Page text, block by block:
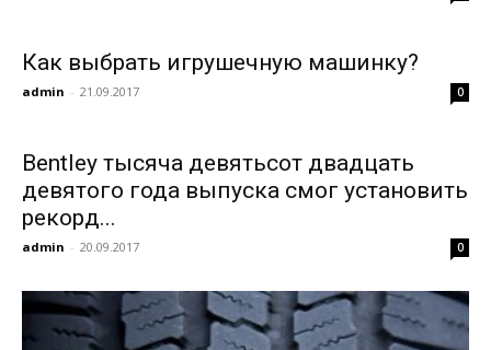
Как выбрать игрушечную машинку?
admin - 21.09.2017 0
Bentley тысяча девятьсот двадцать
девятого года выпуска смог установить
рекорд...
admin - 20.09.2017 0